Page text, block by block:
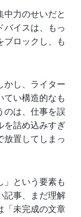
力のせいだと
バイスは、もっ
ブロックし、も
かし、ライター
てい構造的なも
のは、仕事を誤
を詰め込みすぎ
放置してしまっ
」という要素も
記事、まだ理解
「未完成の文章